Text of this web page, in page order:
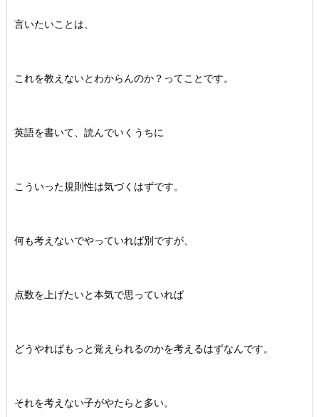
言いたいことは、
これを教えないとわからんのか？ってことです。
英語を書いて、読んでいくうちに
こういった規則性は気づくはずです。
何も考えないでやっていれば別ですが、
点数を上げたいと本気で思っていれば
どうやればもっと覚えられるのかを考えるはずなんです。
それを考えない子がやたらと多い。